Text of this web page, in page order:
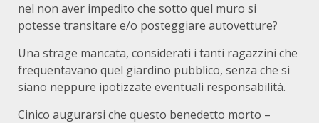
nel non aver impedito che sotto quel muro si
potesse transitare e/o posteggiare autovetture?
Una strage mancata, considerati i tanti ragazzini che
frequentavano quel giardino pubblico, senza che si
siano neppure ipotizzate eventuali responsabilità.
Cinico augurarsi che questo benedetto morto –